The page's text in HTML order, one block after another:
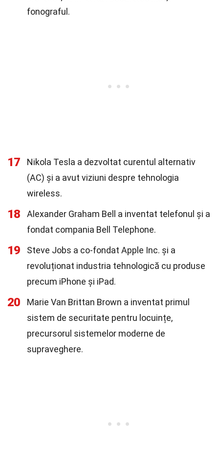
fonograful.
17
Nikola Tesla a dezvoltat curentul alternativ
(AC) și a avut viziuni despre tehnologia
wireless.
18
Alexander Graham Bell a inventat telefonul și a
fondat compania Bell Telephone.
19
Steve Jobs a co-fondat Apple Inc. și a
revoluționat industria tehnologică cu produse
precum iPhone și iPad.
20
Marie Van Brittan Brown a inventat primul
sistem de securitate pentru locuințe,
precursorul sistemelor moderne de
supraveghere.